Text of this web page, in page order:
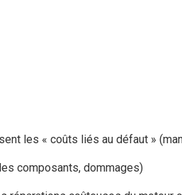
les « coûts liés au défaut »
composants, dommages)